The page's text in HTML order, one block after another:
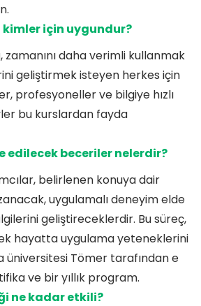
kimler için uygundur?
zamanını daha verimli kullanmak
geliştirmek isteyen herkes için
profesyoneller ve bilgiye hızlı
bu kurslardan fayda
edilecek beceriler nelerdir?
belirlenen konuya dair
uygulamalı deneyim elde
geliştireceklerdir. Bu süreç,
hayatta uygulama yeteneklerini
üniversitesi Tömer tarafından e
ve bir yıllık program.
ne kadar etkili?